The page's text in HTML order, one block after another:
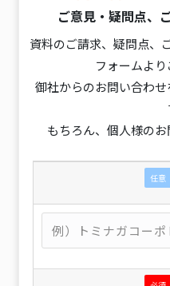
ご意見・疑問点、
資料のご請求、疑問点、
フォームより
御社からのお問い合わ
もちろん、個人様の
任意